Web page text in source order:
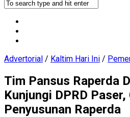
Advertorial / Kaltim Hari Ini /
Tim Pansus Raperda
Kunjungi DPRD
Penyusunan Raperda